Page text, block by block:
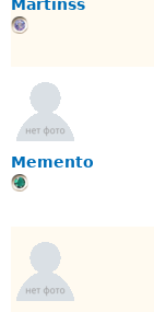
Martinss
Memento